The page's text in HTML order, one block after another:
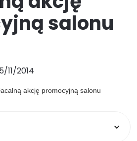
salonu
11/2014